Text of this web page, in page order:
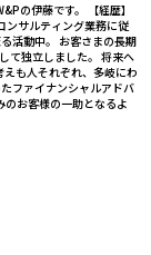
です。 【経歴】
ンサルティング業務に従
活動中。 お客さまの長期
しました。 将来へ
も人それぞれ、多岐にわ